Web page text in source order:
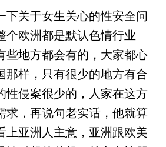
下关于女生关心的性安全问
个欧洲都是默认色情行业
些地方都会有的，大家都心
那样，只有很少的地方有合
性侵案很少的，人家在这方
求，再说句老实话，他就算
上亚洲人主意，亚洲跟欧美